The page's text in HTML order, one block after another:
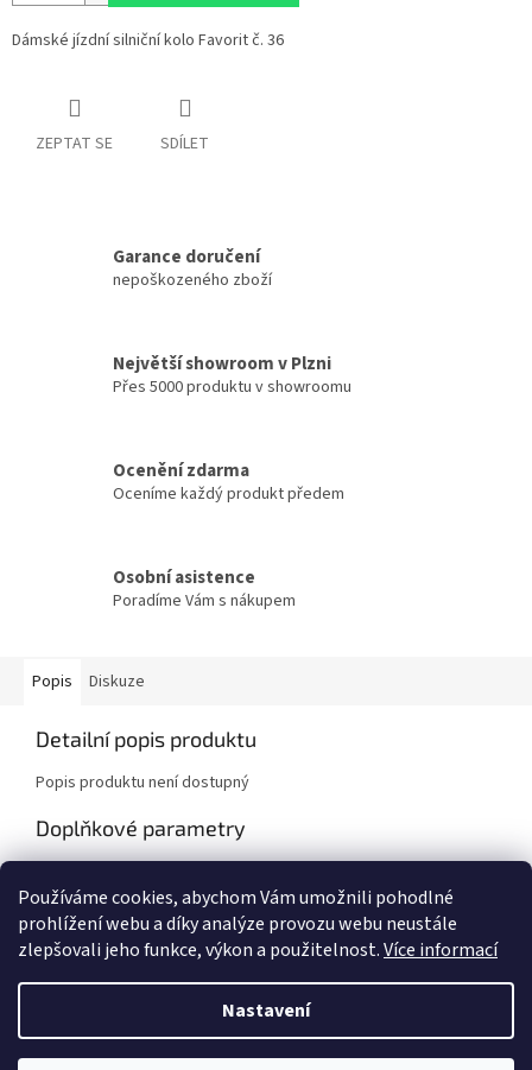
Používáme cookies, abychom Vám umožnili pohodlné
prohlížení webu a díky analýze provozu webu neustále
zlepšovali jeho funkce, výkon a použitelnost.Více informací
Nastavení
Dámské jízdní silniční kolo Favorit č. 36
ZEPTAT SE SDÍLET
Garance doručení
nepoškozeného zboží
Největší showroom v Plzni
Přes 5000 produktu v showroomu
Ocenění zdarma
Oceníme každý produkt předem
Osobní asistence
Poradíme Vám s nákupem
Popis Diskuze
Detailní popis produktu
Popis produktu není dostupný
Doplňkové parametry
Hmotnost: 13 kg
Vytvořil Shoptet